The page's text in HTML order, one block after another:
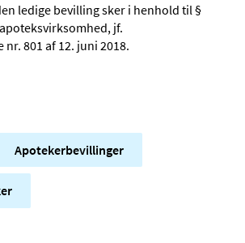
ledige bevilling sker i henhold til §
jf.
801 af 12. juni 2018.
Apotekerbevillinger